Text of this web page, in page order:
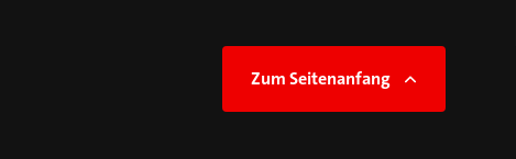
Zum Seitenanfang